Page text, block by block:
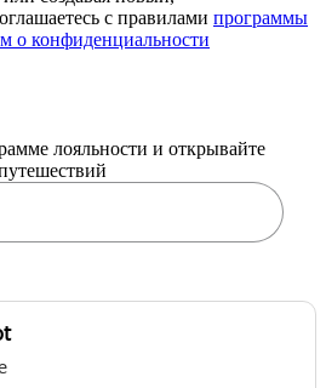
с правилами программы
о конфиденциальности
лояльности и открывайте